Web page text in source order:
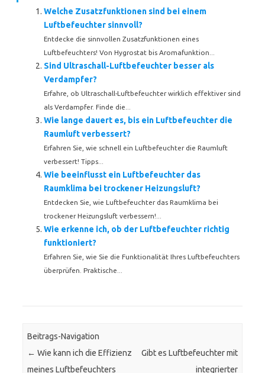
Welche Zusatzfunktionen sind bei einem
Luftbefeuchter sinnvoll?
Entdecke die sinnvollen Zusatzfunktionen eines
Luftbefeuchters! Von Hygrostat bis Aromafunktion...
Sind Ultraschall-Luftbefeuchter besser als
Verdampfer?
Erfahre, ob Ultraschall-Luftbefeuchter wirklich effektiver sind
als Verdampfer. Finde die...
Wie lange dauert es, bis ein Luftbefeuchter die
Raumluft verbessert?
Erfahren Sie, wie schnell ein Luftbefeuchter die Raumluft
verbessert! Tipps...
Wie beeinflusst ein Luftbefeuchter das
Raumklima bei trockener Heizungsluft?
Entdecken Sie, wie Luftbefeuchter das Raumklima bei
trockener Heizungsluft verbessern!...
Wie erkenne ich, ob der Luftbefeuchter richtig
funktioniert?
Erfahren Sie, wie Sie die Funktionalität Ihres Luftbefeuchters
überprüfen. Praktische...
Beitrags-Navigation
← Wie kann ich die Effizienz
meines Luftbefeuchters
Gibt es Luftbefeuchter mit
integrierter